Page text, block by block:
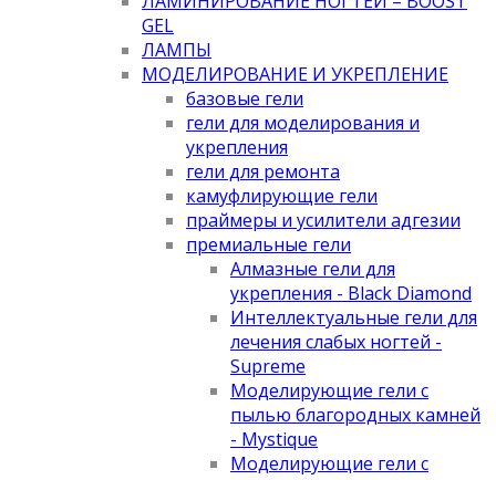
GEL
ЛАМПЫ
МОДЕЛИРОВАНИЕ И УКРЕПЛЕНИЕ
базовые гели
гели для моделирования и
укрепления
гели для ремонта
камуфлирующие гели
праймеры и усилители адгезии
премиальные гели
Алмазные гели для
укрепления - Black Diamond
Интеллектуальные гели для
лечения слабых ногтей -
Supreme
Моделирующие гели с
пылью благородных камней
- Mystique
Моделирующие гели с